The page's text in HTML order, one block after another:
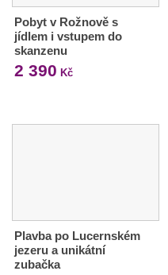
Pobyt v Rožnově s
jídlem i vstupem do
skanzenu
2 390 Kč
Plavba po Lucernském
jezeru a unikátní
zubačka